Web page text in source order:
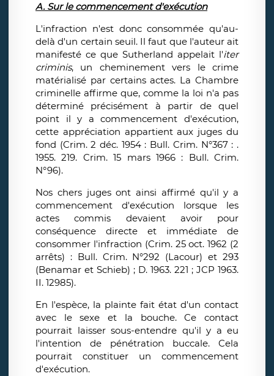
A. Sur le commencement d'exécution
L'infraction n'est donc consommée qu'au-
delà d'un certain seuil. Il faut que l'auteur ait
manifesté ce que Sutherland appelait l'iter
criminis, un cheminement vers le crime
matérialisé par certains actes. La Chambre
criminelle affirme que, comme la loi n'a pas
déterminé précisément à partir de quel
point il y a commencement d'exécution,
cette appréciation appartient aux juges du
fond (Crim. 2 déc. 1954 : Bull. Crim. N°367 : .
1955. 219. Crim. 15 mars 1966 : Bull. Crim.
N°96).
Nos chers juges ont ainsi affirmé qu'il y a
commencement d'exécution lorsque les
actes commis devaient avoir pour
conséquence directe et immédiate de
consommer l'infraction (Crim. 25 oct. 1962 (2
arrêts) : Bull. Crim. N°292 (Lacour) et 293
(Benamar et Schieb) ; D. 1963. 221 ; JCP 1963.
II. 12985).
En l'espèce, la plainte fait état d'un contact
avec le sexe et la bouche. Ce contact
pourrait laisser sous-entendre qu'il y a eu
l'intention de pénétration buccale. Cela
pourrait constituer un commencement
d'exécution.